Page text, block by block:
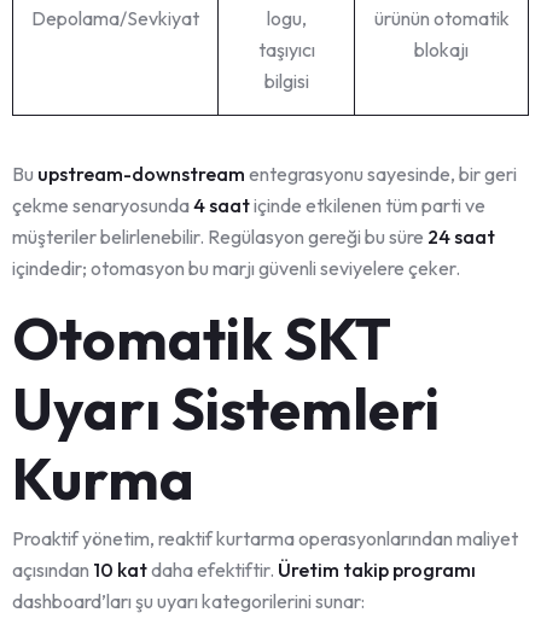
Depolama/Sevkiyat
logu,
taşıyıcı
bilgisi
ürünün otomatik
blokajı
Bu upstream-downstream entegrasyonu sayesinde, bir geri
çekme senaryosunda4 saatiçinde etkilenen tüm parti ve
müşteriler belirlenebilir. Regülasyon gereği bu süre 24 saat
içindedir; otomasyon bu marjı güvenli seviyelere çeker.
Otomatik SKT
Uyarı Sistemleri
Kurma
Proaktif yönetim, reaktif kurtarma operasyonlarından maliyet
açısından 10 katdaha efektiftir. Üretim takip programı
dashboard’ları şu uyarı kategorilerini sunar: